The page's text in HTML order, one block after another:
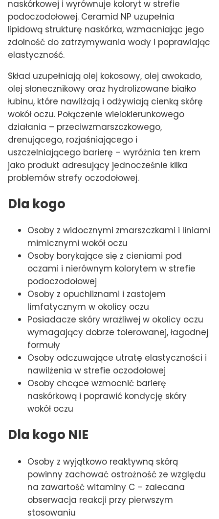
naskórkowej i wyrównuje koloryt w strefie
podoczodołowej. Ceramid NP uzupełnia
lipidową strukturę naskórka, wzmacniając jego
zdolność do zatrzymywania wody i poprawiając
elastyczność.
Skład uzupełniają olej kokosowy, olej awokado,
olej słonecznikowy oraz hydrolizowane białko
łubinu, które nawilżają i odżywiają cienką skórę
wokół oczu. Połączenie wielokierunkowego
działania – przeciwzmarszczkowego,
drenującego, rozjaśniającego i
uszczelniającego barierę – wyróżnia ten krem
jako produkt adresujący jednocześnie kilka
problemów strefy oczodołowej.
Dla kogo
Osoby z widocznymi zmarszczkami i liniami
mimicznymi wokół oczu
Osoby borykające się z cieniami pod
oczami i nierównym kolorytem w strefie
podoczodołowej
Osoby z opuchliznami i zastojem
limfatycznym w okolicy oczu
Posiadacze skóry wrażliwej w okolicy oczu
wymagający dobrze tolerowanej, łagodnej
formuły
Osoby odczuwające utratę elastyczności i
nawilżenia w strefie oczodołowej
Osoby chcące wzmocnić barierę
naskórkową i poprawić kondycję skóry
wokół oczu
Dla kogo NIE
Osoby z wyjątkowo reaktywną skórą
powinny zachować ostrożność ze względu
na zawartość witaminy C – zalecana
obserwacja reakcji przy pierwszym
stosowaniu